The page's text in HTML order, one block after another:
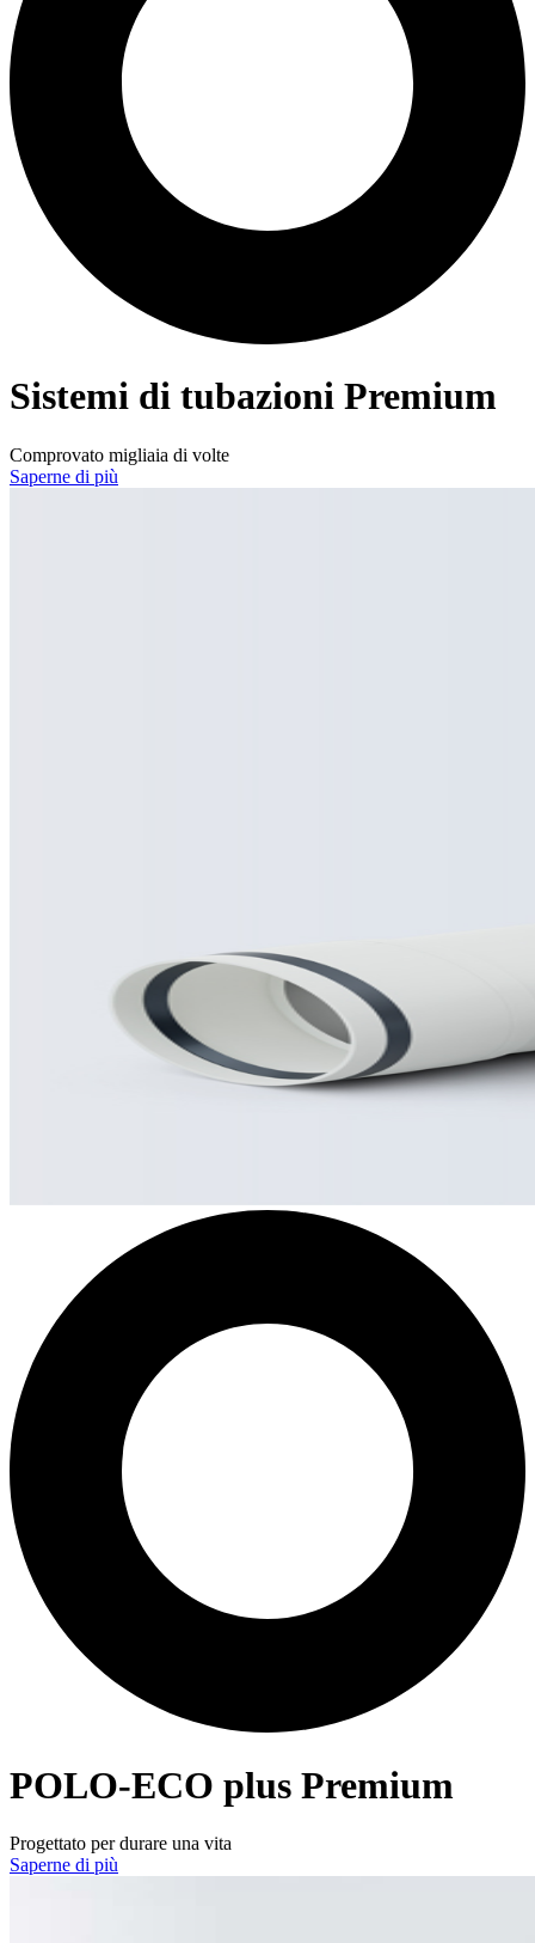
Sistemi di tubazioni Premium
Comprovato migliaia di volte
Saperne di più
POLO-ECO plus Premium
Progettato per durare una vita
Saperne di più